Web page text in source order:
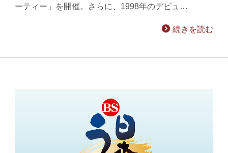
ーティー」を開催。さらに、1998年のデビュ…
続きを読む